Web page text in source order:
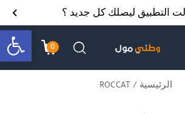
التطبيق ليصلك كل جديد ؟
0
עגלתחיפוש
الرئيسية / ROCCAT